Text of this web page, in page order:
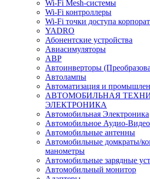
Wi-Fi Mesh-системы
Wi-Fi контроллеры
Wi-Fi точки доступа
YADRO
Абонентские устройства
Авиасимуляторы
АВР
Автоинверторы
Автолампы
Автоматизация и
АВТОМОБИЛЬНАЯ
ЭЛЕКТРОНИКА
Автомобильная Электроника
Автомобильное Аудио-Видео
Автомобильные антенны
Автомобильные домкраты/
манометры
Автомобильные зарядные
Автомобильный монитор